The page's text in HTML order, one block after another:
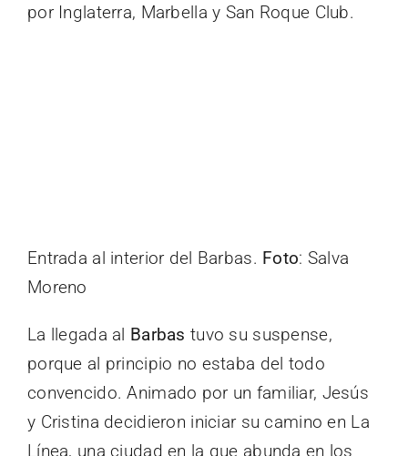
por Inglaterra, Marbella y San Roque Club.
Entrada al interior del Barbas. Foto: Salva
Moreno
La llegada al Barbas tuvo su suspense,
porque al principio no estaba del todo
convencido. Animado por un familiar, Jesús
y Cristina decidieron iniciar su camino en La
Línea, una ciudad en la que abunda en los